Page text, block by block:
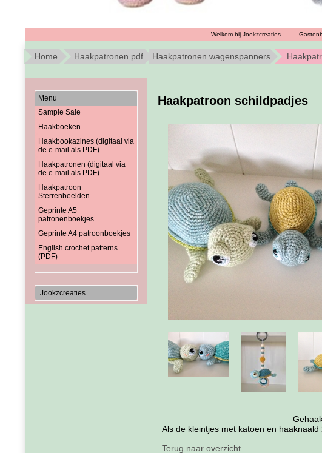
Welkom bij Jookzcreaties.
Home Haakpatronen pdf Haakpatronen wagenspanners
Menu
Sample Sale
Haakboeken
Haakbookazines (digitaal via
de e-mail als PDF)
Haakpatronen (digitaal via
de e-mail als PDF)
Haakpatroon
Sterrenbeelden
Geprinte A5
patronenboekjes
Geprinte A4 patroonboekjes
English crochet patterns
(PDF)
Jookzcreaties
Haakpatroon schildpadjes
Als de kleintjes met katoen en
Terug naar overzicht